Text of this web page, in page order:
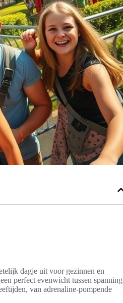
dagje uit voor gezinnen en
perfect evenwicht tussen spanning
van adrenaline-pompende